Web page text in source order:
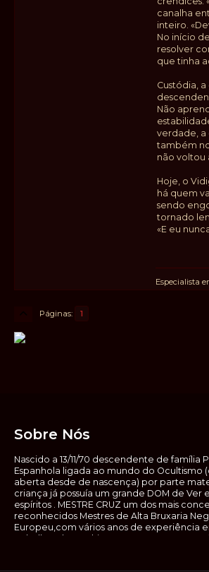
canalha
inteiro.
No início
resolver
que tinha
Custódia,
Não
verdade, a
também
não voltou
Hoje, o
há quem
sendo
tornado
«E eu
Especialista
Páginas 1
Sobre Nós
Nascido a 13/11/70 descendente de família
Espanhola ligada ao mundo do Ocultismo
aberta desde de nascença) por parte
criança já possuía um grande DOM de Ver
espíritos . MESTRE CRUZ um dos mais
reconhecidos Mestres de Alta Bruxaria
Europeu,com vários anos de experiência
trabalhos de Ocultismo. Escreveu os seus